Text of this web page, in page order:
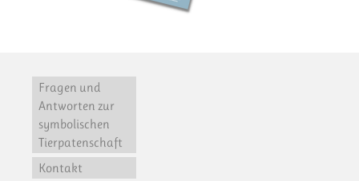
Fragen und
Antworten zur
symbolischen
Tierpatenschaft
Kontakt